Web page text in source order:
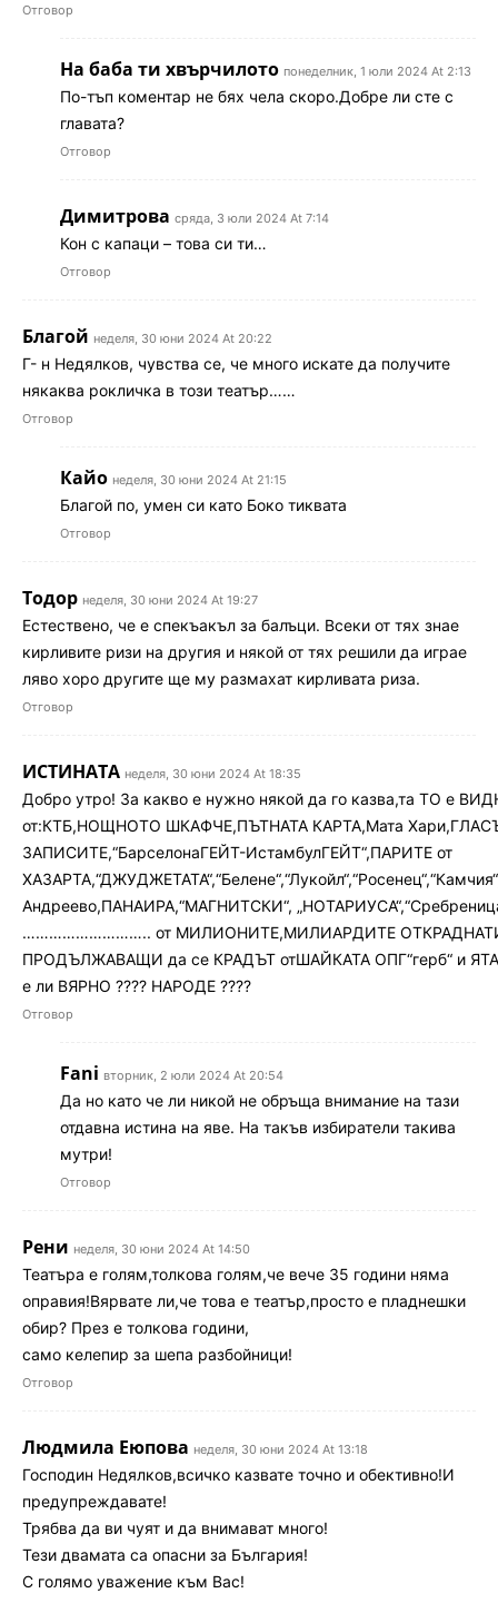
Отговор
На баба ти хвърчилото понеделник, 1 юли 2024 At 2:13
По-тъп коментар не бях чела скоро.Добре ли сте с
главата?
Отговор
Димитрова сряда, 3 юли 2024 At 7:14
Кон с капаци – това си ти…
Отговор
Благой неделя, 30 юни 2024 At 20:22
Г- н Недялков, чувства се, че много искате да получите
някаква рокличка в този театър……
Отговор
Кайо неделя, 30 юни 2024 At 21:15
Благой по, умен си като Боко тиквата
Отговор
Тодор неделя, 30 юни 2024 At 19:27
Естествено, че е спекъакъл за балъци. Всеки от тях знае
кирливите ризи на другия и някой от тях решили да играе
ляво хоро другите ще му размахат кирливата риза.
Отговор
ИСТИНАТА неделя, 30 юни 2024 At 18:35
Добро утро! За какво е нужно някой да го казва,та ТО е
от:КТБ,НОЩНОТО ШКАФЧЕ,ПЪТНАТА КАРТА,Мата
ЗАПИСИТЕ,“БарселонаГЕЙТ-ИстамбулГЕЙТ“,ПАРИТЕ от
Андреево,ПАНАИРА,“МАГНИТСКИ“,
……………………….. от МИЛИОНИТЕ,МИЛИАРДИТЕ
ПРОДЪЛЖАВАЩИ да се КРАДЪТ отШАЙКАТА ОПГ“герб“ и
е ли ВЯРНО ???? НАРОДЕ ????
Отговор
Fani вторник, 2 юли 2024 At 20:54
Да но като че ли никой не обръща внимание на тази
отдавна истина на яве. На такъв избиратели такива
мутри!
Отговор
Рени неделя, 30 юни 2024 At 14:50
Театъра е голям,толкова голям,че вече 35 години няма
оправия!Вярвате ли,че това е театър,просто е пладнешки
обир? През е толкова години,
само келепир за шепа разбойници!
Отговор
Людмила Еюпова неделя, 30 юни 2024 At 13:18
Господин Недялков,всичко казвате точно и обективно!И
предупреждавате!
Трябва да ви чуят и да внимават много!
Тези двамата са опасни за България!
С голямо уважение към Вас!